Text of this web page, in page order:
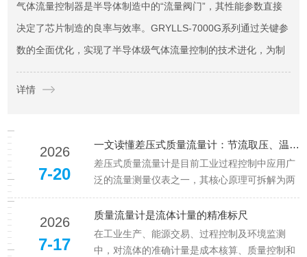
气体流量控制器是半导体制造中的“流量阀门”，其性能参数直接
决定了芯片制造的良率与效率。GRYLLS-7000G系列通过关键参
数的全面优化，实现了半导体级气体流量控制的技术进化，为制
程提供了更可靠的硬件保障。响应速度：从200ms到50ms的毫秒
级突破响应速度是衡量气体流量控制器动...
详情
2026
7-20
一文读懂差压式质量流量计：节流取压、温压补偿完整工作原理
差压式质量流量计是目前工业过程控制中应用广
泛的流量测量仪表之一，其核心原理可拆解为两
个紧密衔接的环节：基于节流元件的差压产生与
基于多参数的温压补偿。一、节流取压：将流量
转化为差压信号这是测量的物理基础。当流体流
经管道中安装的节流元件（如标准...
2026
7-17
质量流量计是流体计量的精准标尺
在工业生产、能源交易、过程控制及环境监测
中，对流体的准确计量是成本核算、质量控制和